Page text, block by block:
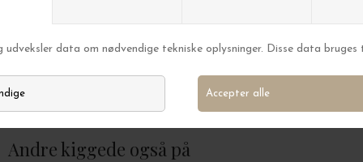
The Poster Club
White Flowers in Striped Vase af Frankie Penwill, A4
DKK 319,00
The Poster Club
All Bodies are
Andre kiggede også på